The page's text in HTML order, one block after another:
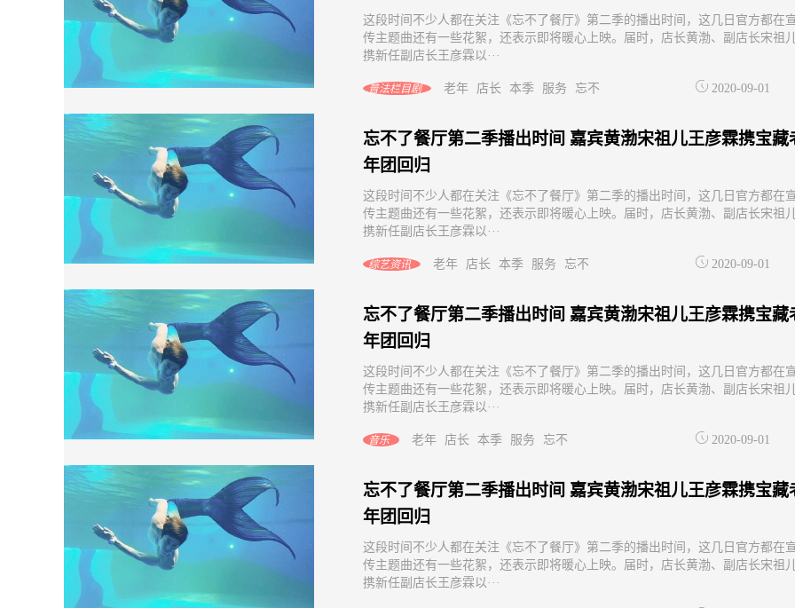
这段时间不少人都在关注《忘不了餐厅》第二季的播出时间，这几日官方都在
传主题曲还有一些花絮，还表示即将暖心上映。届时，店长黄渤、副店长宋祖
携新任副店长王彦霖以···
普法栏目剧 老年 店长 本季 服务 忘不 2020-09-01
忘不了餐厅第二季播出时间 嘉宾黄渤宋祖儿王彦霖携宝藏
年团回归
这段时间不少人都在关注《忘不了餐厅》第二季的播出时间，这几日官方都在
传主题曲还有一些花絮，还表示即将暖心上映。届时，店长黄渤、副店长宋祖
携新任副店长王彦霖以···
综艺资讯 老年 店长 本季 服务 忘不 2020-09-01
忘不了餐厅第二季播出时间 嘉宾黄渤宋祖儿王彦霖携宝藏
年团回归
这段时间不少人都在关注《忘不了餐厅》第二季的播出时间，这几日官方都在
传主题曲还有一些花絮，还表示即将暖心上映。届时，店长黄渤、副店长宋祖
携新任副店长王彦霖以···
音乐 老年 店长 本季 服务 忘不 2020-09-01
忘不了餐厅第二季播出时间 嘉宾黄渤宋祖儿王彦霖携宝藏
年团回归
这段时间不少人都在关注《忘不了餐厅》第二季的播出时间，这几日官方都在
传主题曲还有一些花絮，还表示即将暖心上映。届时，店长黄渤、副店长宋祖
携新任副店长王彦霖以···